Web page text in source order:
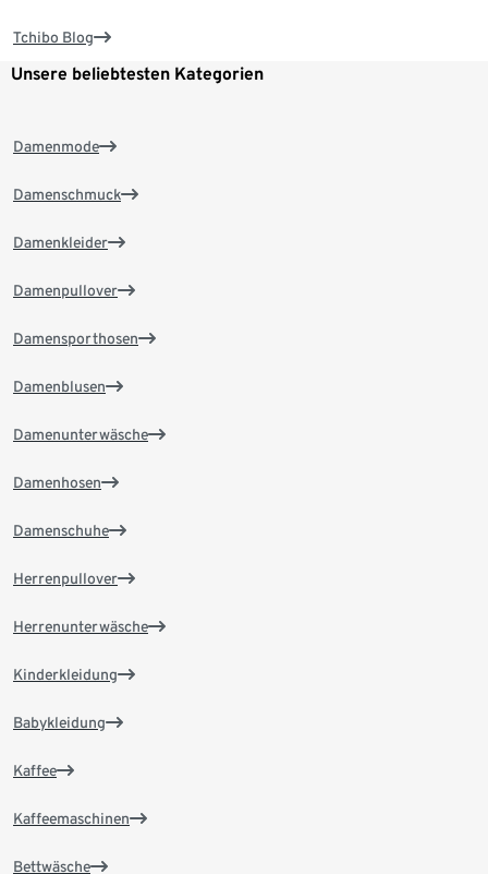
Tchibo Blog
Unsere beliebtesten Kategorien
Damenmode
Damenschmuck
Damenkleider
Damenpullover
Damensporthosen
Damenblusen
Damenunterwäsche
Damenhosen
Damenschuhe
Herrenpullover
Herrenunterwäsche
Kinderkleidung
Babykleidung
Kaffee
Kaffeemaschinen
Bettwäsche